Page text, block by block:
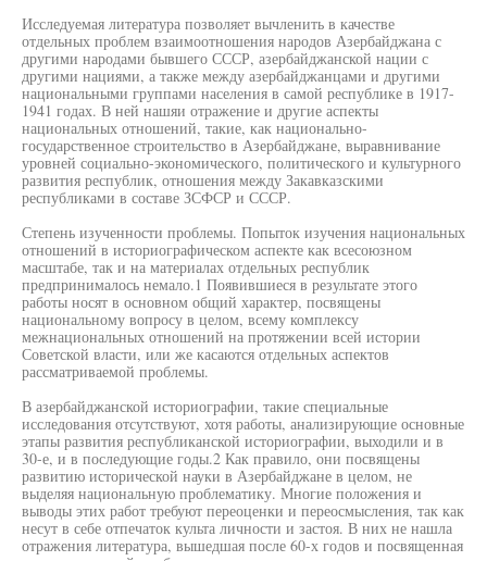
Исследуемая литература позволяет вычленить в качестве
отдельных проблем взаимоотношения народов Азербайджана с
другими народами бывшего СССР, азербайджанской нации с
другими нациями, а также между азербайджанцами и другими
национальными группами населения в самой республике в 1917-
1941 годах. В ней нашяи отражение и другие аспекты
национальных отношений, такие, как национально-
государственное строительство в Азербайджане, выравнивание
уровней социально-экономического, политического и культурного
развития республик, отношения между Закавказскими
республиками в составе ЗСФСР и СССР.
Степень изученности проблемы. Попыток изучения национальных
отношений в историографическом аспекте как всесоюзном
масштабе, так и на материалах отдельных республик
предпринималось немало.1 Появившиеся в результате этого
работы носят в основном общий характер, посвящены
национальному вопросу в целом, всему комплексу
межнациональных отношений на протяжении всей истории
Советской власти, или же касаются отдельных аспектов
рассматриваемой проблемы.
В азербайджанской историографии, такие специальные
исследования отсутствуют, хотя работы, анализирующие основные
этапы развития республиканской историографии, выходили и в
30-е, и в последующие годы.2 Как правило, они посвящены
развитию исторической науки в Азербайджане в целом, не
выделяя национальную проблематику. Многие положения и
выводы этих работ требуют переоценки и переосмысления, так как
несут в себе отпечаток культа личности и застоя. В них не нашла
отражения литература, вышедшая после 60-х годов и посвященная